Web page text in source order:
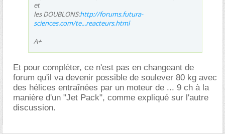
et
les DOUBLONS:http://forums.futura-
sciences.com/te...reacteurs.html
A+
Et pour compléter, ce n'est pas en changeant de
forum qu'il va devenir possible de soulever 80 kg avec
des hélices entraînées par un moteur de ... 9 ch à la
manière d'un "Jet Pack", comme expliqué sur l'autre
discussion.